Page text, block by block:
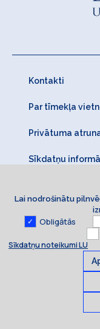
Kontakti
Par tīmekļa
Privātuma
Sīkdatņu
© 2026 Latvijas
Lai nodrošinātu
Obligātās
Sīkdatņu noteikumi LU